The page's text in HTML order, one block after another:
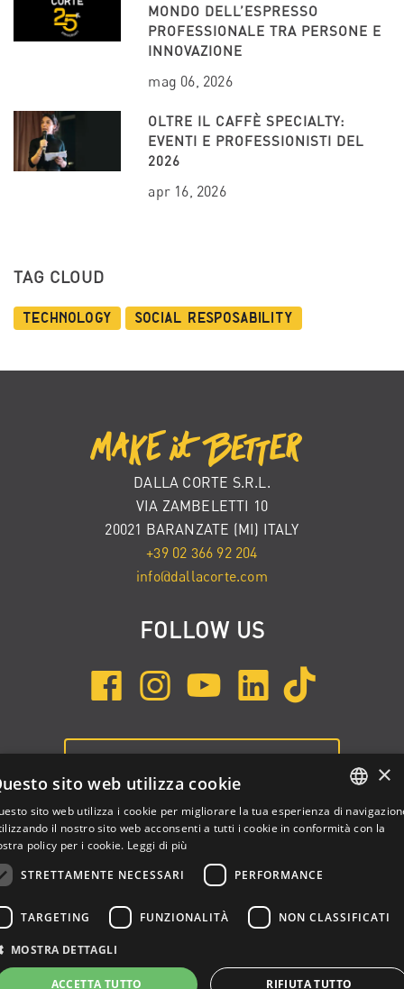
MONDO DELL’ESPRESSO
PROFESSIONALE TRA PERSONE E
INNOVAZIONE
mag 06, 2026
OLTRE IL CAFFÈ SPECIALTY:
EVENTI E PROFESSIONISTI DEL
2026
apr 16, 2026
TAG CLOUD
Technology Social Resposability
DALLA CORTE S.R.L.
VIA ZAMBELETTI 10
20021 BARANZATE (MI) ITALY
+39 02 366 92 204
info@dallacorte.com
FOLLOW US
i.v. |
| Cookie Policy
ENGLISH
×
sito web utilizza cookie
sito web utilizza i cookie per migliorare la tua esperienza di
il nostro sito web acconsenti a tutti i cookie in conformità con la
policy per i cookie. Leggi di più
STRETTAMENTE NECESSARI
PERFORMANCE
TARGETING FUNZIONALITÀ NON CLASSIFICATI
MOSTRA DETTAGLI
ACCETTA TUTTO RIFIUTA TUTTO